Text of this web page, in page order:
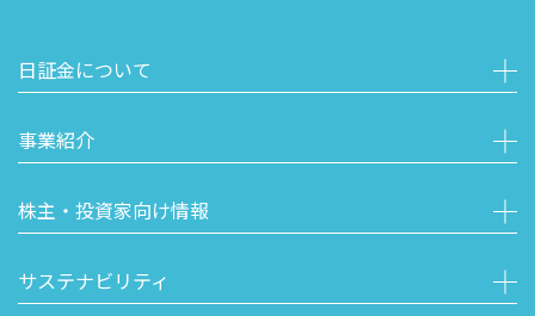
日証金について
事業紹介
株主・投資家向け情報
サステナビリティ